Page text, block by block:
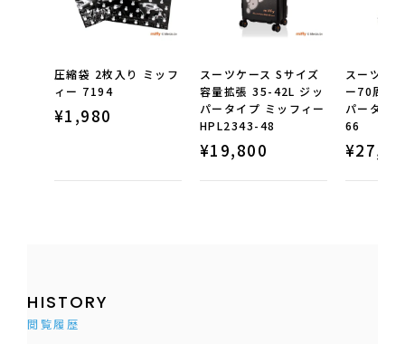
圧縮袋 2枚入り ミッフ
ィー 7194
¥1,980
スーツケース Sサイズ
容量拡張 35-42L ジッ
パータイプ ミッフィー
HPL2343-48
¥19,800
スーツケ
ー70周年
パータイ
66
¥
閲覧履歴
HISTORY